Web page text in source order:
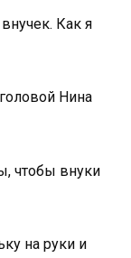
Как я
Нина
чтобы внуки
на руки и